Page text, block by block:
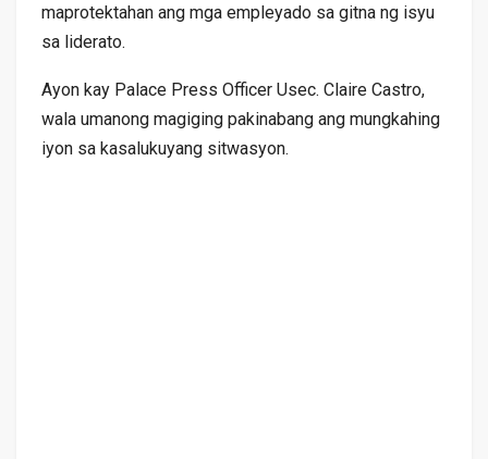
maprotektahan ang mga empleyado sa gitna ng isyu
sa liderato.
Ayon kay Palace Press Officer Usec. Claire Castro,
wala umanong magiging pakinabang ang mungkahing
iyon sa kasalukuyang sitwasyon.